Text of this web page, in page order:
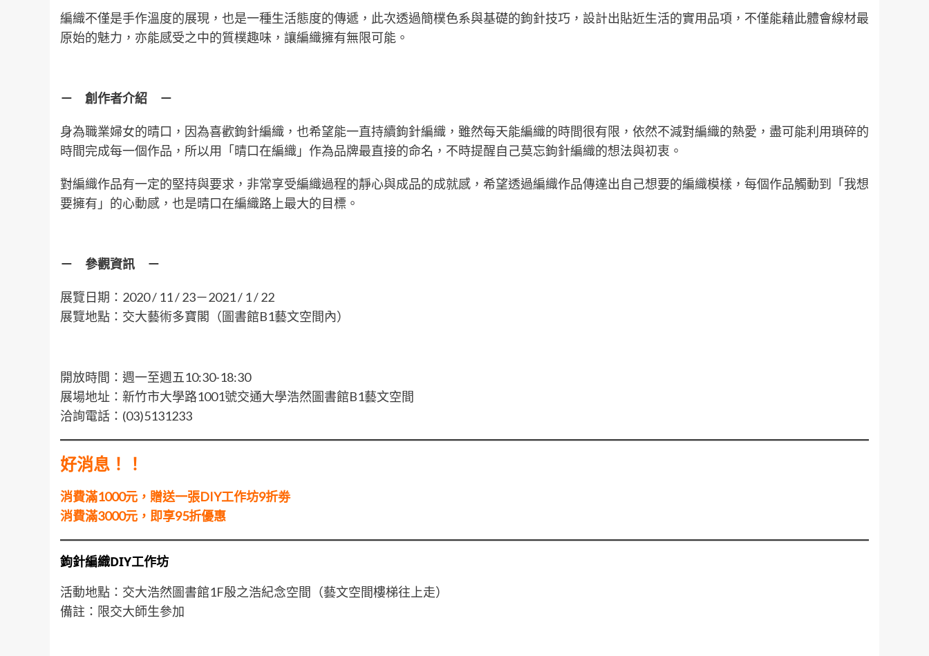
編織不僅是手作溫度的展現，也是一種生活態度的傳遞，此次透過簡樸色系與基礎的鉤針技巧，設計出貼近生活的實用品項，不僅能藉此體會線材最
原始的魅力，亦能感受之中的質樸趣味，讓編織擁有無限可能。
－ 創作者介紹 －
身為職業婦女的晴口，因為喜歡鉤針編織，也希望能一直持續鉤針編織，雖然每天能編織的時間很有限，依然不減對編織的熱愛，盡可能利用瑣碎的
時間完成每一個作品，所以用「晴口在編織」作為品牌最直接的命名，不時提醒自己莫忘鉤針編織的想法與初衷。
對編織作品有一定的堅持與要求，非常享受編織過程的靜心與成品的成就感，希望透過編織作品傳達出自己想要的編織模樣，每個作品觸動到「我想
要擁有」的心動感，也是晴口在編織路上最大的目標。
－ 參觀資訊 －
展覽日期：2020 / 11 / 23－2021 / 1 / 22
展覽地點：交大藝術多寶閣（圖書館B1藝文空間內）
開放時間：週一至週五10:30-18:30
展場地址：新竹市大學路1001號交通大學浩然圖書館B1藝文空間
洽詢電話：(03)5131233
好消息！！
消費滿1000元，贈送一張DIY工作坊9折劵
消費滿3000元，即享95折優惠
鉤針編織DIY工作坊
活動地點：交大浩然圖書館1F殷之浩紀念空間（藝文空間樓梯往上走）
備註：限交大師生參加